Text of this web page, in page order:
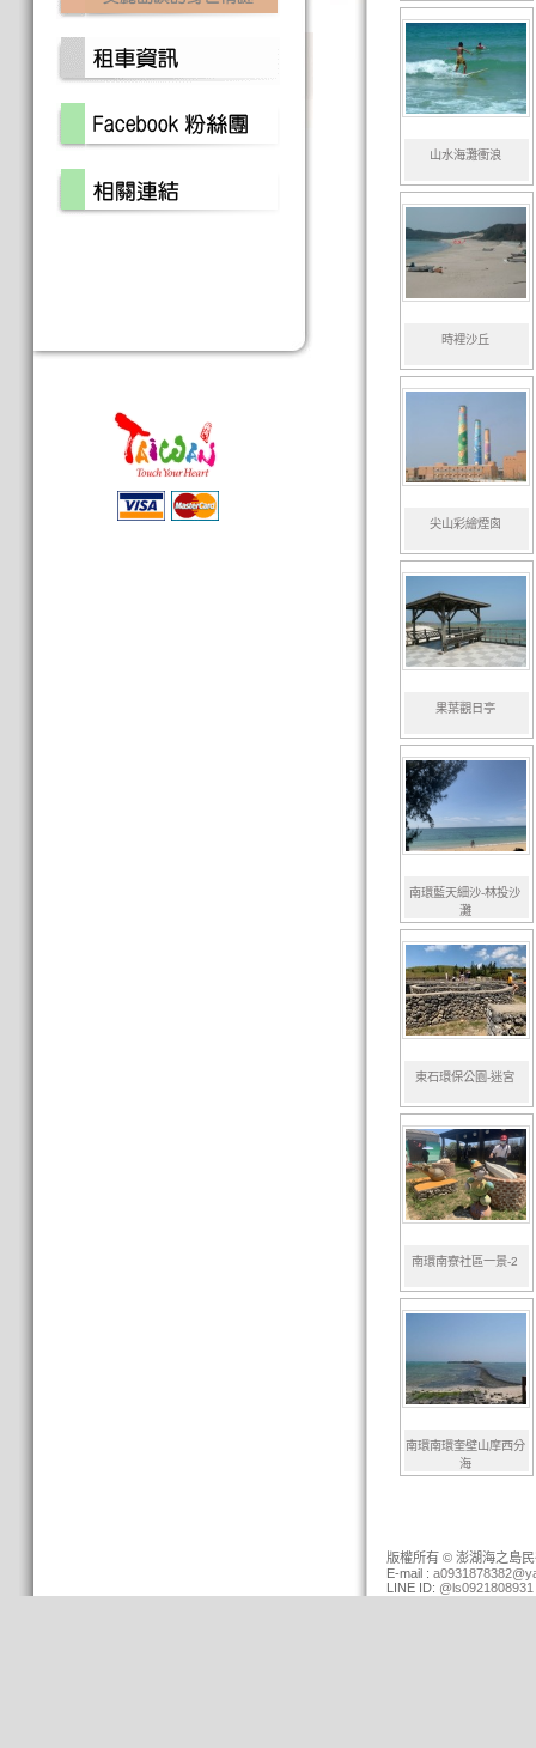
山水海灘衝浪
時裡沙丘
尖山彩繪煙囪
果葉觀日亭
南環藍天細沙-林投沙
灘
東石環保公園-迷宮
南環南寮社區一景-2
南環南環奎壁山摩西分
海
版權所有 © 澎湖海之島
E-mail :
LINE ID: @ls0921808931